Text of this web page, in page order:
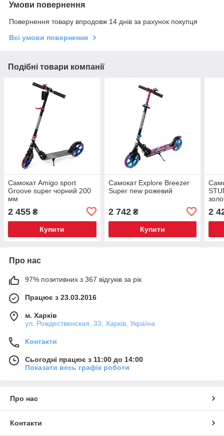
Умови повернення
Повернення товару впродовж 14 днів за рахунок покупця
Всі умови повернення
Подібні товари компанії
Самокат Amigo sport
Groove super чорний 200
мм
2 455 ₴
Купити
Самокат Explore Breezer
Super new рожевий
2 742₴
Купити
2
Про нас
97% позитивних з 367 відгуків за рік
Працює з 23.03.2016
м. Харків
ул. Рождественская, 33, Харків, Україна
Контакти
Сьогодні працює з 11:00 до 14:00
Показати весь графік роботи
Про нас
Контакти